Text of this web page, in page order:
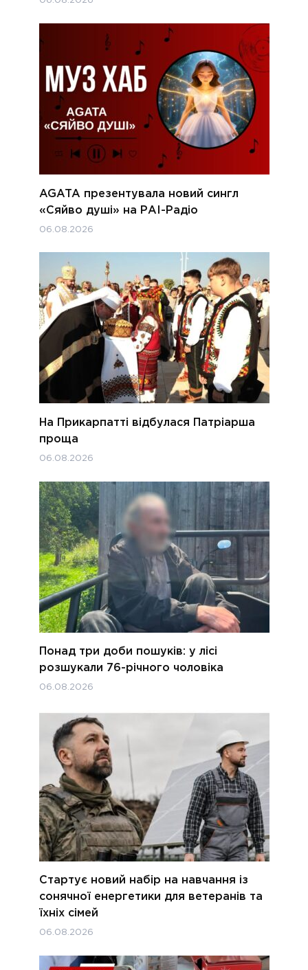
AGATA презентувала новий сингл
«Сяйво душі» на РАІ-Радіо
06.08.2026
На Прикарпатті відбулася Патріарша
проща
06.08.2026
Понад три доби пошуків: у лісі
розшукали 76-річного чоловіка
06.08.2026
Стартує новий набір на навчання із
сонячної енергетики для ветеранів та
їхніх сімей
06.08.2026